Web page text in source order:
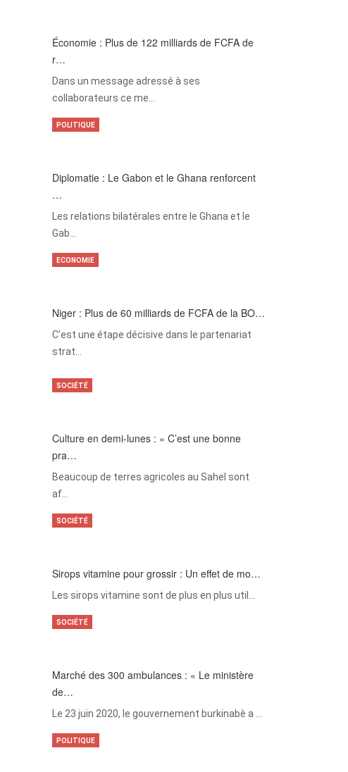
Économie : Plus de 122 milliards de FCFA de
r…
Dans un message adressé à ses
collaborateurs ce me…
Diplomatie : Le Gabon et le Ghana renforcent
…
Les relations bilatérales entre le Ghana et le
Gab…
POLITIQUE
Niger : Plus de 60 milliards de FCFA de la BO…
C’est une étape décisive dans le partenariat
strat…
ECONOMIE
Culture en demi-lunes : « C’est une bonne
pra…
Beaucoup de terres agricoles au Sahel sont
af…
SOCIÉTÉ
Sirops vitamine pour grossir : Un effet de mo…
Les sirops vitamine sont de plus en plus util…
SOCIÉTÉ
Marché des 300 ambulances : « Le ministère
de…
Le 23 juin 2020, le gouvernement burkinabè a …
SOCIÉTÉ
POLITIQUE